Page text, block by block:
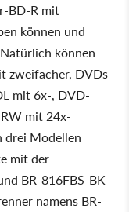
BD-R mit
können und
können
zweifacher, DVDs
mit 6x-, DVD-
mit 24x-
drei Modellen
mit der
BR-816FBS-BK
namens BR-